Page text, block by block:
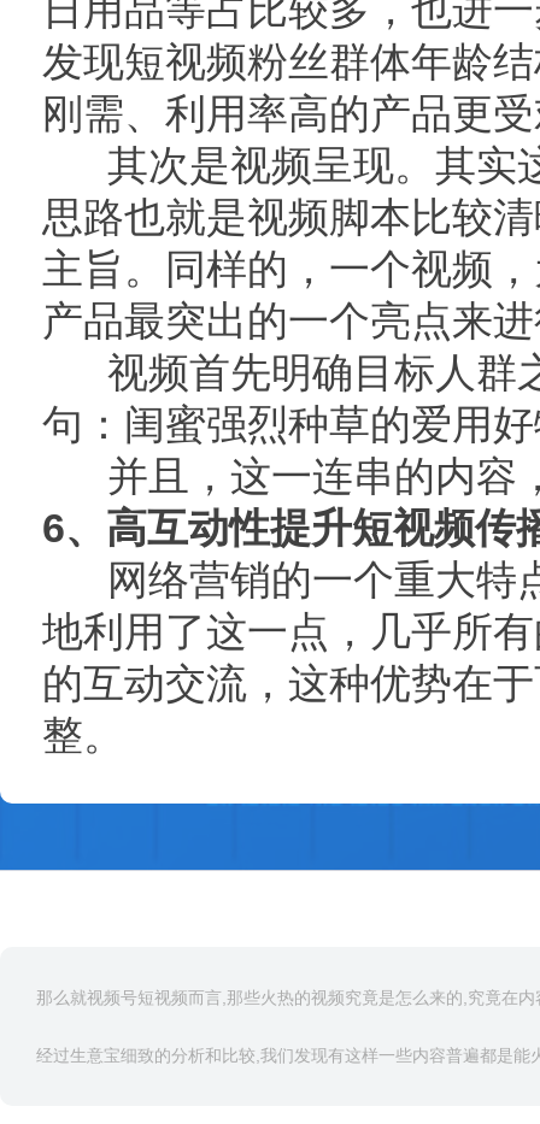
日用品等占比较多，也进
发现短视频粉丝群体年龄
刚需、利用率高的产品更
其次是视频呈现。其实
思路也就是视频脚本比较
主旨。同样的，一个视频
产品最突出的一个亮点来
视频首先明确目标人群
句：闺蜜强烈种草的爱
并且，这一连串的内容
6、高互动性提升短视频传
网络营销的一个重大特
地利用了这一点，几乎所
的互动交流，这种优势在
整。
那么就视频号短视频而言,那些火热的视频究竟是怎么来的,究竟在
经过生意宝细致的分析和比较,我们发现有这样一些内容普遍都是能